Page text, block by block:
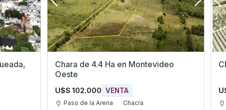
Chara de 4.4 Ha en Montevideo
Oeste
U$S 102.000 VENTA
Paso de la Arena Chacra